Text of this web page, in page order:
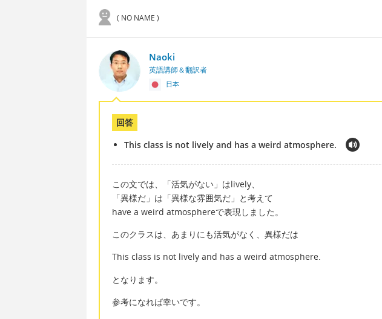
( NO NAME )
Naoki
英語講師＆翻訳者
日本
回答
This class is not lively and has a weird atmosphere.
この文では、「活気がない」はlively、
「異様だ」は「異様な雰囲気だ」と考えて
have a weird atmosphereで表現しました。
このクラスは、あまりにも活気がなく、異様だは
This class is not lively and has a weird atmosphere.
となります。
参考になれば幸いです。